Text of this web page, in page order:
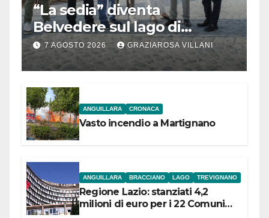
“La sedia” diventa
Belvedere sul lago di
Bracciano: ieri
l’inaugurazione
7 AGOSTO 2026 GRAZIAROSA VILLANI
ANGUILLARA CRONACA
Vasto incendio a Martignano
ANGUILLARA BRACCIANO LAGO TREVIGNANO
Regione Lazio: stanziati 4,2
milioni di euro per i 22 Comuni